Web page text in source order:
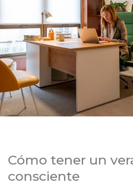
Cómo tener un
consciente